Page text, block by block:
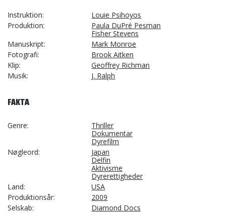
Instruktion
Louie Psihoyos
Produktion
Paula DuPré Pesman
Fisher Stevens
Manuskript
Mark Monroe
Fotografi
Brook Aitken
Klip
Geoffrey Richman
Musik
J. Ralph
FAKTA
Genre
Thriller
Dokumentar
Dyrefilm
Nøgleord
Japan
Delfin
Aktivisme
Dyrerettigheder
Land
USA
Produktionsår
2009
Selskab
Diamond Docs